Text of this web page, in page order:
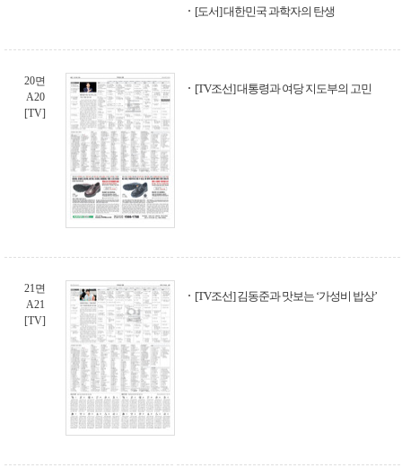
[도서] 대한민국 과학자의 탄생
20면
A20
[TV]
[TV조선] 대통령과 여당 지도부의 고민
21면
A21
[TV]
[TV조선] 김동준과 맛보는 ‘가성비 밥상’